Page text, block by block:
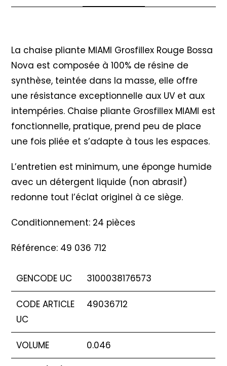
La chaise pliante MIAMI Grosfillex Rouge Bossa
Nova est composée à 100% de résine de
synthèse, teintée dans la masse, elle offre
une résistance exceptionnelle aux UV et aux
intempéries. Chaise pliante Grosfillex MIAMI est
fonctionnelle, pratique, prend peu de place
une fois pliée et s’adapte à tous les espaces.
L’entretien est minimum, une éponge humide
avec un détergent liquide (non abrasif)
redonne tout l’éclat originel à ce siège.
Conditionnement: 24 pièces
Référence: 49 036 712
GENCODE UC 3100038176573
CODE ARTICLE
UC
49036712
VOLUME 0.046